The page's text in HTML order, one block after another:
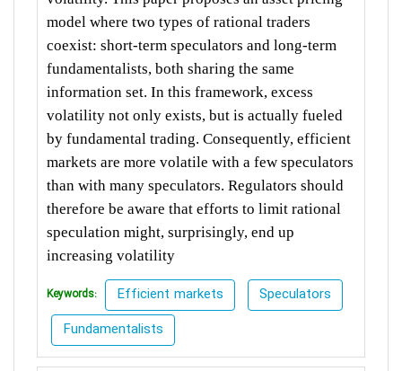
model where two types of rational traders
coexist: short-term speculators and long-term
fundamentalists, both sharing the same
information set. In this framework, excess
volatility not only exists, but is actually fueled
by fundamental trading. Consequently, efficient
markets are more volatile with a few speculators
than with many speculators. Regulators should
therefore be aware that efforts to limit rational
speculation might, surprisingly, end up
increasing volatility
Keywords: Efficient markets
Speculators
Fundamentalists